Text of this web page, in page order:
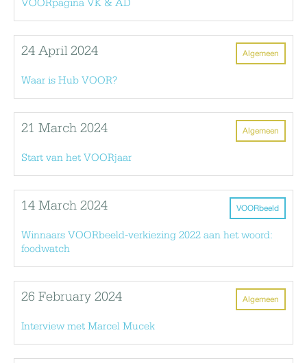
VOORpagina VK & AD
Algemeen
24 April 2024
Waar is Hub VOOR?
Algemeen
21 March 2024
Start van het VOORjaar
VOORbeeld
14 March 2024
Winnaars VOORbeeld-verkiezing 2022 aan het woord:
foodwatch
Algemeen
26 February 2024
Interview met Marcel Mucek